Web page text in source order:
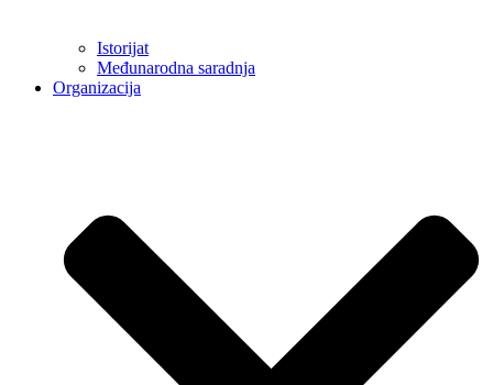
Istorijat
Međunarodna saradnja
Organizacija